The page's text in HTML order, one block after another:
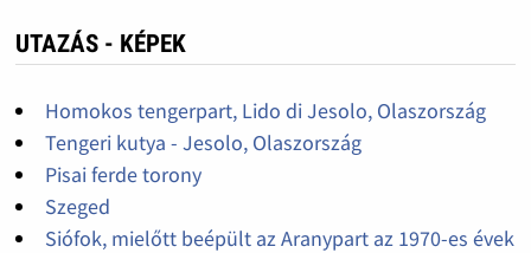
UTAZÁS - KÉPEK
Homokos tengerpart, Lido di Jesolo, Olaszország
Tengeri kutya - Jesolo, Olaszország
Pisai ferde torony
Szeged
Siófok, mielőtt beépült az Aranypart az 1970-es évek